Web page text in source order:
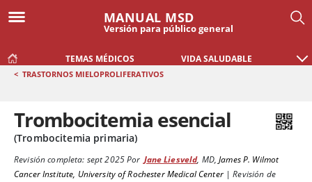
MANUAL MSD
Versión para público general
TEMAS MÉDICOS VIDA SALUDABLE
< TRASTORNOS MIELOPROLIFERATIVOS
Trombocitemia esencial
(Trombocitemia primaria)
Revisión completa: sept 2025Por Jane Liesveld, MD,James P. Wilmot
Cancer Institute, University of Rochester Medical Center|Revisión de